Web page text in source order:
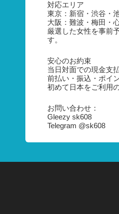
対応エリア
東京：新宿・渋谷・
大阪：難波・梅田・
厳選した女性を事前
す。
安心のお約束
当日対面での現金支
前払い・振込・ポイ
初めて日本をご利用
お問い合わせ：
Gleezy sk608
Telegram @sk608